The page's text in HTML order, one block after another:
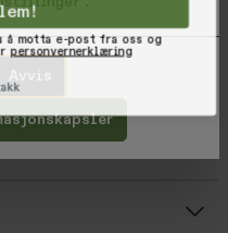
å motta e-post fra oss og
personvernerklæring